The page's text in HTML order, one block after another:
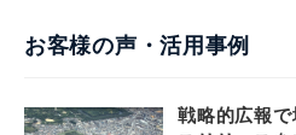
お客様の声・活用事例
戦略的広報